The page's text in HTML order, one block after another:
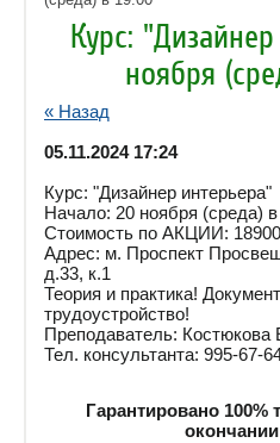
Курс:
ноября
« Назад
05.11.2024 17:24
Курс: "Дизайнер интерьера"
Начало: 20 ноября (среда)
Стоимость по АКЦИИ:
Адрес: м. Проспект
д.33, к.1
Теория и практика!
трудоустройство!
Преподаватель: Костюкова
Тел. консультанта: 995-67-
Гарантировано 100%